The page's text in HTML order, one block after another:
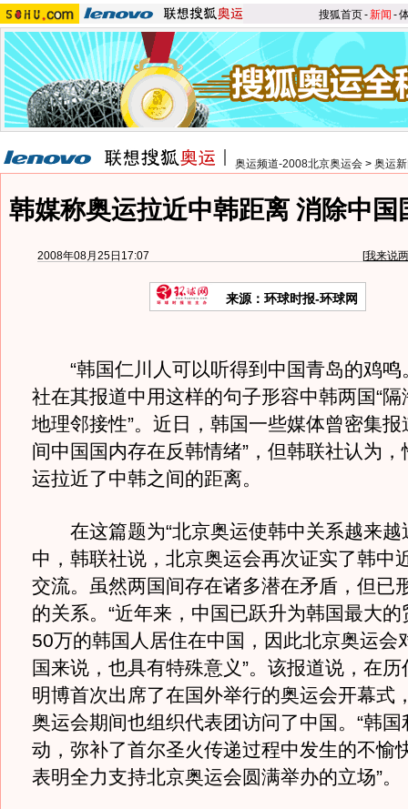
搜狐首页-新闻 -
奥运频道-2008北京奥运会 > 奥运
韩媒称奥运拉近中韩距离 消除中国
2008年08月25日17:07 [我来说
来源：环球时报-环球网
“韩国仁川人可以听得到中国青岛的鸡鸣
社在其报道中用这样的句子形容中韩两国“
地理邻接性”。近日，韩国一些媒体曾密集报
间中国国内存在反韩情绪”，但韩联社认为
运拉近了中韩之间的距离。
在这篇题为“北京奥运使韩中关系越来越
中，韩联社说，北京奥运会再次证实了韩中
交流。虽然两国间存在诸多潜在矛盾，但已
的关系。“近年来，中国已跃升为韩国最大
50万的韩国人居住在中国，因此北京奥运会
国来说，也具有特殊意义”。该报道说，在
明博首次出席了在国外举行的奥运会开幕式
奥运会期间也组织代表团访问了中国。“韩国
动，弥补了首尔圣火传递过程中发生的不愉
表明全力支持北京奥运会圆满举办的立场”。